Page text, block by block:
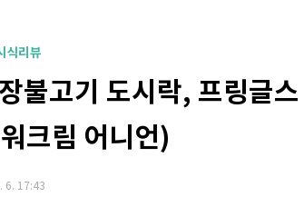
식리뷰
불고기 도시락, 프링글스
크림 어니언)
6. 17:43